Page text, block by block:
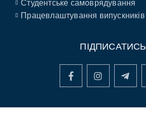
Студентське самоврядування
Працевлаштування випускників
ПІДПИСАТИСЬ